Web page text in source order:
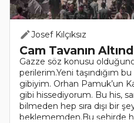
Josef Kılçıksız
Cam Tavanın
Gazze söz konusu
perilerim.Yeni taşındığım
gibiyim. Orhan Pamuk’un
gibi hissediyorum. Bu his,
bilmeden hep sıra dışı bir
beklememden.Bu şehirde